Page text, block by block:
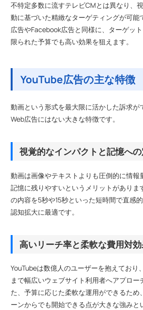
不特定多数に流すテレビCMとは異なり、
動に基づいた精緻なターゲティングが可能
広告やFacebook広告と同様に、ターゲット
限られた予算でも高い効果を狙えます。
YouTube広告の主な特徴
動画という形式を最大限に活かした訴求が
Web広告にはない大きな特徴です。
視覚的なインパクトと記憶へ
動画は画像やテキストよりも圧倒的に情報
記憶に残りやすいというメリットがありま
の内容を5秒や15秒といった短時間で直感
認知拡大に最適です。
高いリーチ率と柔軟な費用対
YouTubeは数億人のユーザーを抱えており
まで幅広いウェブサイト利用者へアプロー
た、予算に応じた柔軟な運用ができるため
ーンからでも開始できる点が大きな強みと